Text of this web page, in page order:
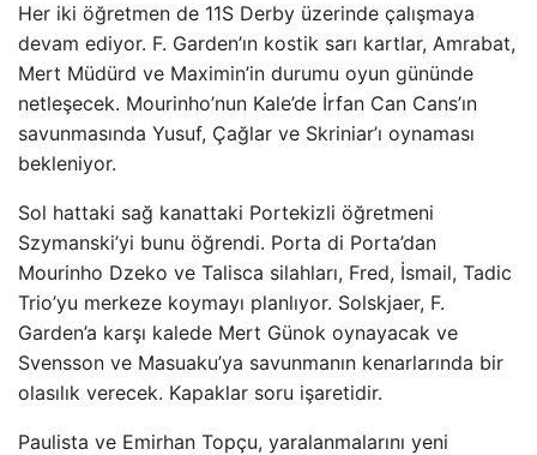
Her iki öğretmen de 11S Derby üzerinde çalışmaya
devam ediyor. F. Garden’ın kostik sarı kartlar, Amrabat,
Mert Müdürd ve Maximin’in durumu oyun gününde
netleşecek. Mourinho’nun Kale’de İrfan Can Cans’ın
savunmasında Yusuf, Çağlar ve Skriniar’ı oynaması
bekleniyor.
Sol hattaki sağ kanattaki Portekizli öğretmeni
Szymanski’yi bunu öğrendi. Porta di Porta’dan
Mourinho Dzeko ve Talisca silahları, Fred, İsmail, Tadic
Trio’yu merkeze koymayı planlıyor. Solskjaer, F.
Garden’a karşı kalede Mert Günok oynayacak ve
Svensson ve Masuaku’ya savunmanın kenarlarında bir
olasılık verecek. Kapaklar soru işaretidir.
Paulista ve Emirhan Topçu, yaralanmalarını yeni